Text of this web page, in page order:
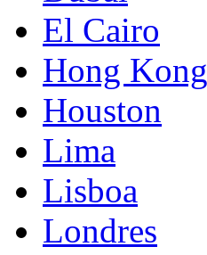
El Cairo
Hong Kong
Houston
Lima
Lisboa
Londres